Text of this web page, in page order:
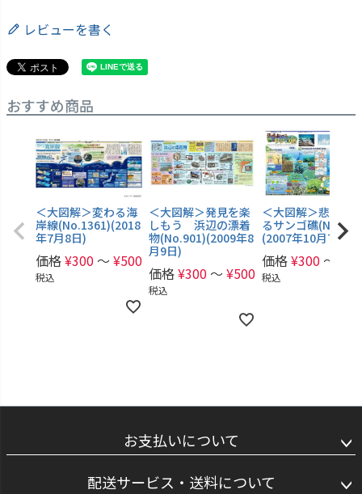
レビューを書く
おすすめ商品
＜大図解＞変わる海
岸線(No.1361)(2018
年7月8日)
価格¥300 〜 ¥500
税込
＜大図解＞発見を楽
しもう 浜辺の漂着
物(No.901)(2009年8
月9日)
価格¥300 〜 ¥500
税込
＜大図解＞悲鳴上
るサンゴ礁
(2007年10月7日)
価格¥300 〜
税込
お支払いについて
配送サービス・送料について